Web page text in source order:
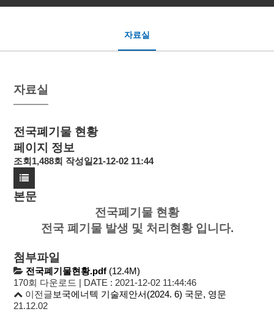
자료실
자료실
전국폐기물 현황
페이지 정보
조회1,488회 작성일21-12-02 11:44
본문
전국폐기물 현황
전국 폐기물 발생 및 처리현황 입니다.
첨부파일
전국폐기물현황.pdf (12.4M)
170회 다운로드 | DATE : 2021-12-02 11:44:46
이전글보국에너텍 기술제안서(2024. 6) 국문, 영문
21.12.02